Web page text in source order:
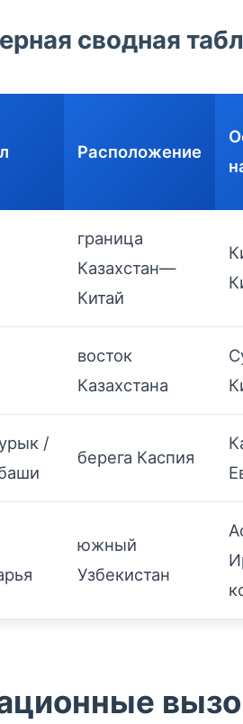
сводная
Расположение
граница
Казахстан—
Китай
восток
Казахстана
/
берега Каспия
южный
Узбекистан